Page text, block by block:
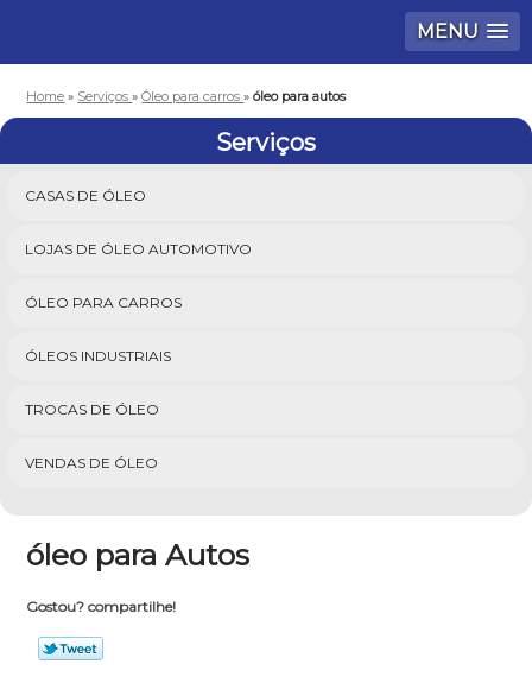
MENU
Home » Serviços»Óleo para carros»óleo para autos
Serviços
CASAS DE ÓLEO
LOJAS DE ÓLEO AUTOMOTIVO
ÓLEO PARA CARROS
ÓLEOS INDUSTRIAIS
TROCAS DE ÓLEO
VENDAS DE ÓLEO
óleo para Autos
Gostou? compartilhe!